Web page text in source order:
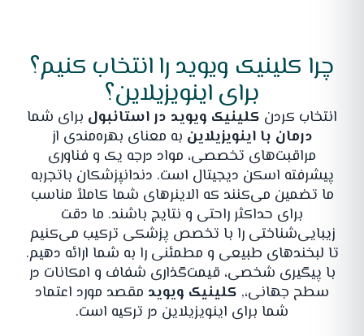
چرا کلینیک ویوید را انتخاب کنیم؟
برای اینویزیلاین؟
انتخاب کردن کلینیک ویوید در استانبول برای شما
درمان با اینویزیلاین به معنای بهره‌مندی از
مراقبت‌های تخصصی، مواد درجه یک و فناوری
پیشرفته اسکن دیجیتال است. دندانپزشکان باتجربه
ما تضمین می‌کنند که الاینرهای شما کاملاً مناسب
برای حداکثر راحتی و نتایج باشند. ما دقت
زیبایی‌شناختی را با تخصص پزشکی ترکیب می‌کنیم
تا لبخندهای طبیعی و مطمئنی را به شما ارائه دهیم.
با پیگیری شخصی، قیمت‌گذاری شفاف و امکانات در
سطح جهانی،, کلینیک ویوید مقصد مورد اعتماد
شما برای اینویزیلاین در ترکیه است.